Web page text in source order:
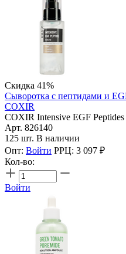
Скидка 41%
Сыворотка с пептидами и
COXIR
COXIR Intensive EGF Peptides
Арт. 826140
125 шт. В наличии
Опт: Войти РРЦ: 3 097 ₽
Кол-во:
Войти